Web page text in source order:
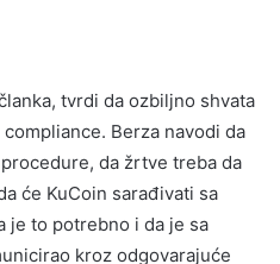
tvrdi da ozbiljno shvata
Berza navodi da
da žrtve treba da
će KuCoin sarađivati sa
je to potrebno i da je sa
kroz odgovarajuće